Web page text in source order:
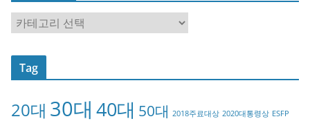
t
o
Tag
20대 30대 40대 50대 2018주료대상 2020대통령상 ESFP